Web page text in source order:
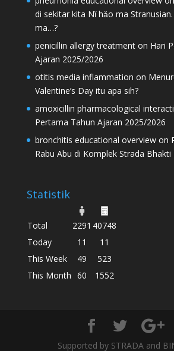
di sekitar kita Nǐ hǎo ma
ma…?
penicillin allergy treatmenton Hari
Ajaran 2025/2026
otitis media inflammation on
Valentine’s Day itu apa sih?
amoxicillin pharmacological
Pertama Tahun Ajaran 2025/2026
bronchitis educational overviewon
Rabu Abu di Komplek Strada Bhakti
Statistik
Total 2291 40748
Today
11
11
This Week
49
523
This Month 60 1552
Supported by STRADA and